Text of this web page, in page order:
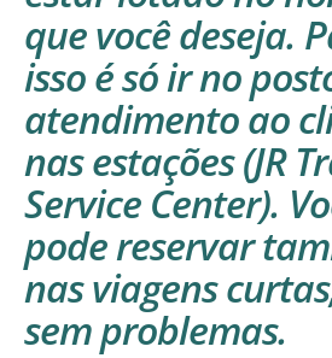
que você deseja.
isso é só ir no
atendimento ao
nas estações (JR
Service Center).
pode reservar
nas viagens
sem problemas.